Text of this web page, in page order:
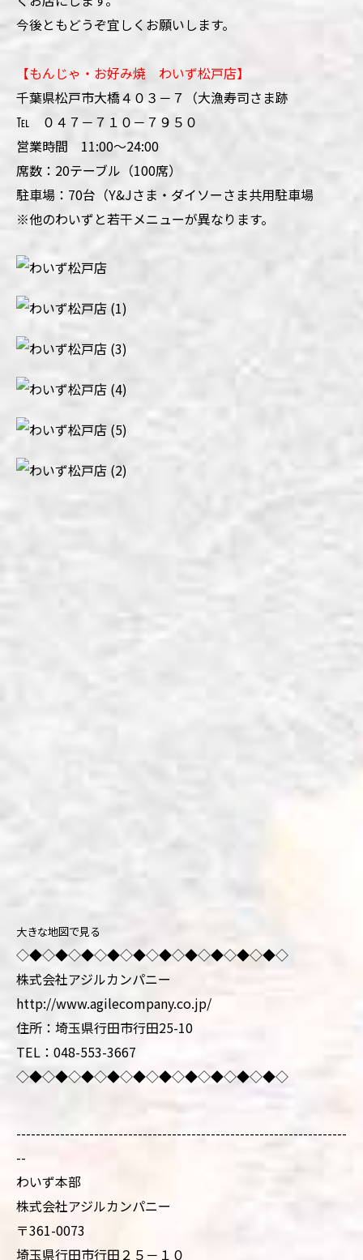
今後ともどうぞ宜しくお願いします。
【もんじゃ・お好み焼 わいず松戸店】
千葉県松戸市大橋４０３－７（大漁寿司さま跡
℡ ０４７－７１０－７９５０
営業時間 11:00～24:00
席数：20テーブル（100席）
駐車場：70台（Y&Jさま・ダイソーさま共用駐車場
※他のわいずと若干メニューが異なります。
大きな地図で見る
◇◆◇◆◇◆◇◆◇◆◇◆◇◆◇◆◇◆◇◆◇
株式会社アジルカンパニー
http://www.agilecompany.co.jp/
住所：埼玉県行田市行田25-10
TEL：048-553-3667
◇◆◇◆◇◆◇◆◇◆◇◆◇◆◇◆◇◆◇◆◇
--------------------------------------------------------------------
--
わいず本部
株式会社アジルカンパニー
〒361-0073
埼玉県行田市行田２５－１０